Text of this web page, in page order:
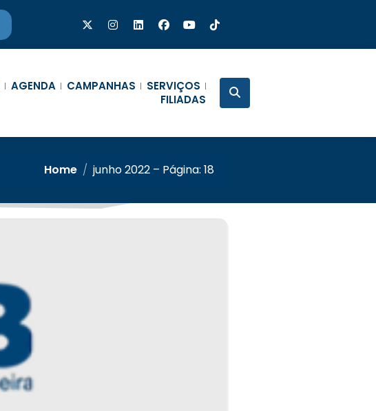
AGENDA CAMPANHAS
SERVIÇOS
FILIADAS
Home / junho 2022 – Página: 18